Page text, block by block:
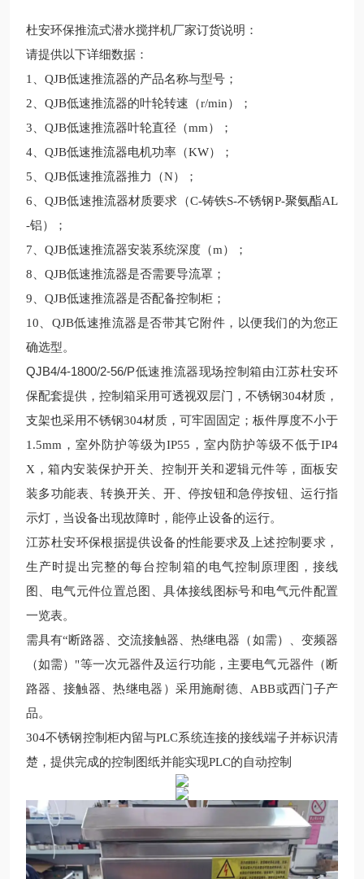
杜安环保推流式潜水搅拌机厂家订货说明：
请提供以下详细数据：
1
QJB低速推流器的产品名称与型号；
2
QJB低速推流器的叶轮转速（r/min）；
3
QJB低速推流器叶轮直径（mm）；
4
QJB低速推流器电机功率（KW）；
5
QJB低速推流器推力（N）；
6 、QJB低速推流器材质要求（C-铸铁S-不锈钢P-聚氨酯AL
-铝）；
7
QJB低速推流器安装系统深度（m）；
8
QJB低速推流器是否需要导流罩；
9
QJB低速推流器是否配备控制柜；
10
QJB低速推流器是否带其它附件，以便我们的为您正
确选型。
QJB4/4-1800/2-56/P低速推流器现场控制箱由江苏杜安环
保配套提供，控制箱采用可透视双层门，不锈钢304材质，
支架也采用不锈钢304材质，可牢固固定；板件厚度不小于
1.5mm ，室外防护等级为IP55 ，室内防护等级不低于IP4
X ，箱内安装保护开关、控制开关和逻辑元件等，面板安
装多功能表、转换开关、开、停按钮和急停按钮、运行指
示灯，当设备出现故障时，能停止设备的运行。
江苏杜安环保根据提供设备的性能要求及上述控制要求，
生产时提出完整的每台控制箱的电气控制原理图，接线
图、电气元件位置总图、具体接线图标号和电气元件配置
一览表。
需具有“断路器、交流接触器、热继电器（如需）、变频器
（如需）"等一次元器件及运行功能，主要电气元器件（断
路器、接触器、热继电器）采用施耐德、 ABB或西门子产
品。
304不锈钢控制柜内留与PLC系统连接的接线端子并标识清
楚，提供完成的控制图纸并能实现PLC的自动控制